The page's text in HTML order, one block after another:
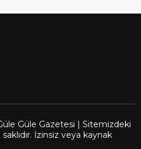
olarak, tarafınıza haber,
Güle Gazetesi | Sitemizdeki
İzinsiz veya kaynak